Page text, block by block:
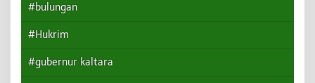
#bulungan
#Hukrim
#gubernur kaltara